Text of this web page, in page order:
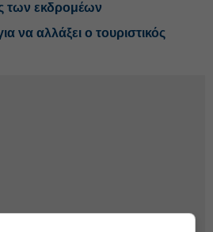
των εκδρομέων
να αλλάξει ο τουριστικός